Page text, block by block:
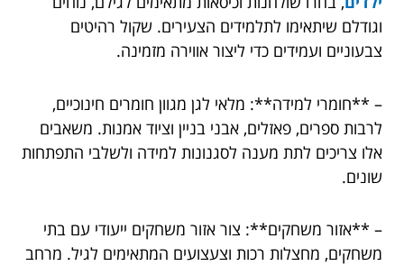
וגודלם שיתאימו לתלמידים הצעירים. שקול רהיטים
צבעוניים ועמידים כדי ליצור אווירה מזמינה.
– **חומרי למידה**: מלאי לגן מגוון חומרים חינוכיים,
לרבות ספרים, פאזלים, אבני בניין וציוד אמנות. משאבים
אלו צריכים לתת מענה לסגנונות למידה ולשלבי התפתחות
שונים.
– **אזור משחקים**: צור אזור משחקים ייעודי עם בתי
משחקים, מחצלות רכות וצעצועים המתאימים לגיל. מרחב